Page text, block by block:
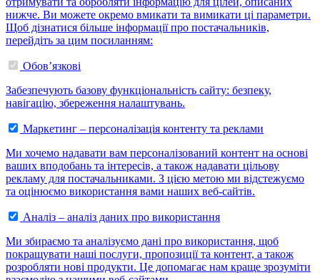
нижче. Ви можете окремо вмикати та вимикати ці параметри.
Щоб дізнатися більше інформації про постачальників,
перейдіть за цим посиланням:
Обов’язкові
Забезпечують базову функціональність сайту: безпеку,
навігацію, збереження налаштувань.
Маркетинг – персоналізація контенту та реклами
Ми хочемо надавати вам персоналізований контент на основі
ваших вподобань та інтересів, а також надавати цільову
рекламу для постачальниками. З цією метою ми відстежуємо
та оцінюємо використання вами наших веб-сайтів.
Аналіз – аналіз даних про використання
Ми збираємо та аналізуємо дані про використання, щоб
покращувати наші послуги, пропозиції та контент, а також
розробляти нові продукти. Це допомагає нам краще зрозуміти